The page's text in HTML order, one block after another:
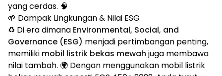
yang cerdas. 🧠
🌱 Dampak Lingkungan & Nilai ESG
♻️ Di era dimana Environmental, Social, and
Governance (ESG) menjadi pertimbangan penting,
memiliki mobil listrik bekas mewah juga membawa
nilai tambah. 🌍 Dengan menggunakan mobil listrik